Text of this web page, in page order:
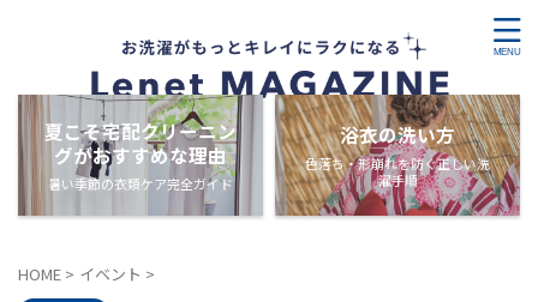
夏こそ宅配クリーニン
グがおすすめな理由
暑い季節の衣類ケア完全ガイド
浴衣の洗い方
色落ち・形崩れを防ぐ正しい洗
濯手順
HOME > イベント >